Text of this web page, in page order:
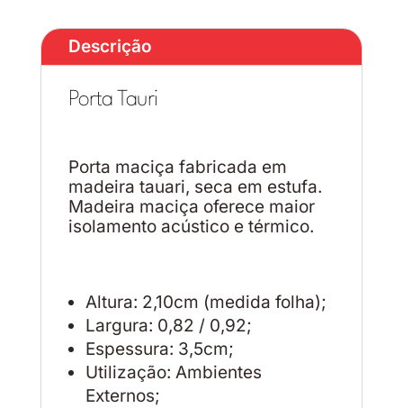
Descrição
Porta Tauri
Porta maciça fabricada em
madeira tauari, seca em estufa.
Madeira maciça oferece maior
isolamento acústico e térmico.
Altura: 2,10cm (medida folha);
Largura: 0,82 / 0,92;
Espessura: 3,5cm;
Utilização: Ambientes
Externos;